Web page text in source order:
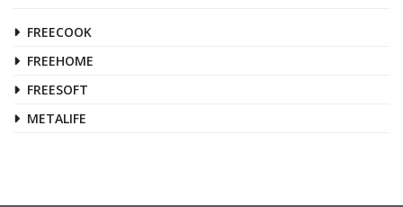
FREECOOK
FREEHOME
FREESOFT
METALIFE